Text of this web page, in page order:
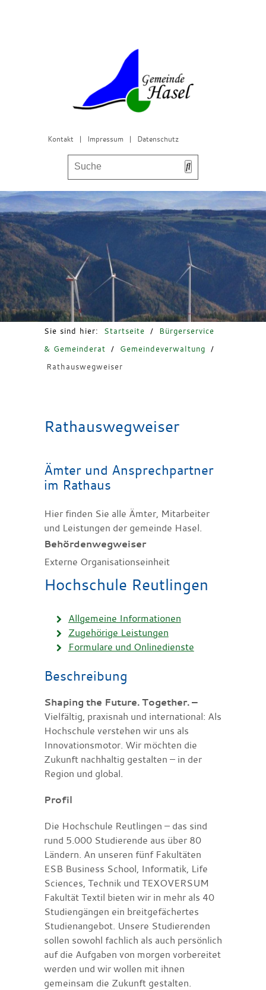
Kontakt | Impressum | Datenschutz
Bürgerservice & Gemeinderat
Leben in Hasel
Freizeit & Tourismus
Sie sind hier: Startseite /
Bürgerservice
& Gemeinderat
/ Gemeindeverwaltung
/
Rathauswegweiser
Rathauswegweiser
Ämter und Ansprechpartner
im Rathaus
Hier finden Sie alle Ämter, Mitarbeiter
und Leistungen der gemeinde Hasel.
Behördenwegweiser
Externe Organisationseinheit
Hochschule Reutlingen
Allgemeine Informationen
Zugehörige Leistungen
Formulare und Onlinedienste
Beschreibung
Shaping the Future. Together. –
Vielfältig, praxisnah und international: Als
Hochschule verstehen wir uns als
Innovationsmotor. Wir möchten die
Zukunft nachhaltig gestalten – in der
Region und global.
Profil
Die Hochschule Reutlingen – das sind
rund 5.000 Studierende aus über 80
Ländern. An unseren fünf Fakultäten
ESB Business School, Informatik, Life
Sciences, Technik und TEXOVERSUM
Fakultät Textil bieten wir in mehr als 40
Studiengängen ein breitgefächertes
Studienangebot. Unsere Studierenden
sollen sowohl fachlich als auch persönlich
auf die Aufgaben von morgen vorbereitet
werden und wir wollen mit ihnen
gemeinsam die Zukunft gestalten.